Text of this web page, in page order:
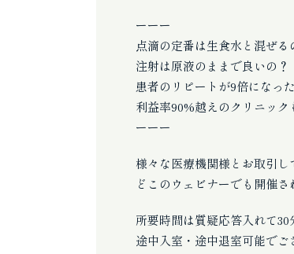
ーーー
点滴の定番は生食水と混ぜる
注射は原液のままで良いの？
患者のリピートが9倍になっ
利益率90%越えのクリニック
ーーー
様々な医療機関様とお取引し
どこのウェビナーでも開催さ
所要時間は質疑応答入れて30
途中入室・途中退室可能で